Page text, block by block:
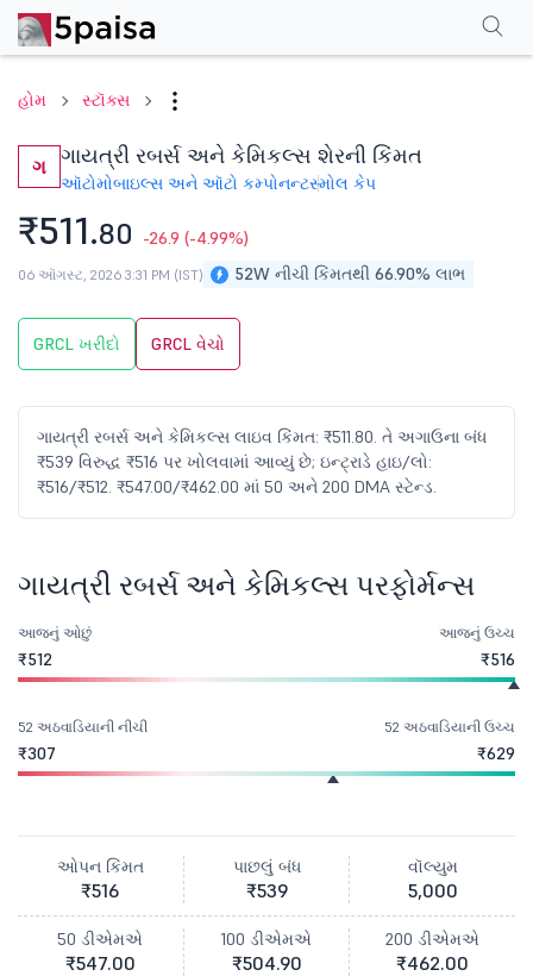
હોમ સ્ટૉક્સ
ગ ગાયત્રી રબર્સ અને કેમિકલ્સ શેરની કિંમત
ઑટોમોબાઇલ્સ અને ઑટો કમ્પોનન્ટસ્મોલ કેપ
₹511.80 -26.9 (-4.99%)
52W નીચી કિંમતથી 66.90% લાભ
06 ઑગસ્ટ, 2026 3:31 PM (IST)
GRCL ખરીદો GRCL વેચો
ગાયત્રી રબર્સ અને કેમિકલ્સ લાઇવ કિંમત: ₹511.80. તે અગાઉના બંધ
₹539 વિરુદ્ધ ₹516 પર ખોલવામાં આવ્યું છે; ઇન્ટ્રાડે હાઇ/લો:
₹516/₹512. ₹547.00/₹462.00 માં 50 અને 200 DMA સ્ટેન્ડ.
પરફોર્મન્સફાઇનાન્શિયલ્સ વધુ
ગાયત્રી રબર્સ અને કેમિકલ્સ પરફોર્મન્સ
આજનું ઓછું
₹512
આજનું ઉચ્ચ
₹516
52 અઠવાડિયાની નીચી
₹307
52 અઠવાડિયાની ઉચ્ચ
₹629
ઓપન કિંમત
₹516
પાછલું બંધ
₹539
વૉલ્યુમ
5,000
50 ડીએમએ
₹547.00
100 ડીએમએ
₹504.90
200 ડીએમએ
₹462.00